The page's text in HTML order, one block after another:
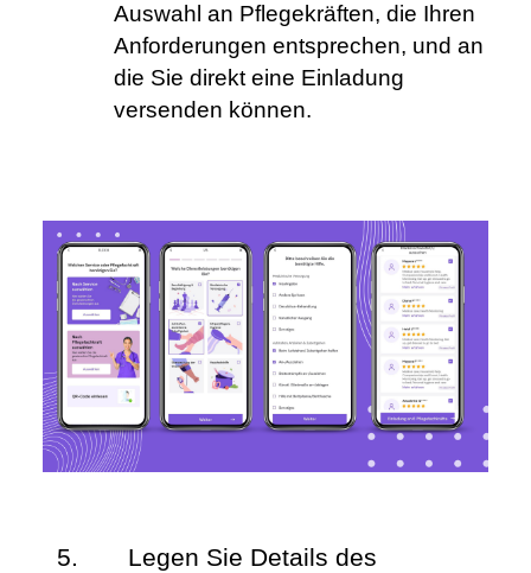
Auswahl an Pflegekräften, die Ihren
Anforderungen entsprechen, und an
die Sie direkt eine Einladung
versenden können.
Legen Sie Details des